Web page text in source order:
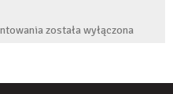
zaczyna
Czy
została wyłączona